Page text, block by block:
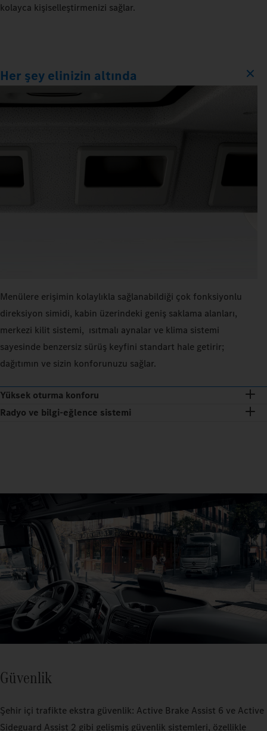
kolayca kişiselleştirmenizi sağlar.
Her şey elinizin altında
Menülere erişimin kolaylıkla sağlanabildiği çok fonksiyonlu
direksiyon simidi, kabin üzerindeki geniş saklama alanları,
merkezi kilit sistemi, ısıtmalı aynalar ve klima sistemi
sayesinde benzersiz sürüş keyfini standart hale getirir;
dağıtımın ve sizin konforunuzu sağlar.
Yüksek oturma konforu
Radyo ve bilgi-eğlence sistemi
Güvenlik
Şehir içi trafikte ekstra güvenlik: Active Brake Assist 6 ve Active
Sideguard Assist 2 gibi gelişmiş güvenlik sistemleri, özellikle